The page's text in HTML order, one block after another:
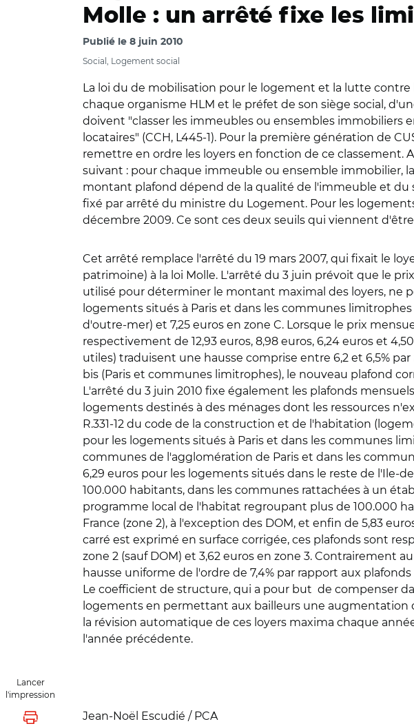
Lancer
l'impression
Lancer l'impression
Molle : un arrêté fixe les
Publié le 8 juin 2010
Social, Logement social
La loi du de mobilisation pour le logement et la lutte
chaque organisme HLM et le préfet de son siège social,
doivent "classer les immeubles ou ensembles immobiliers
locataires" (CCH, L445-1). Pour la première génération de
remettre en ordre les loyers en fonction de ce classement.
suivant : pour chaque immeuble ou ensemble immobilier,
montant plafond dépend de la qualité de l'immeuble et du
fixé par arrêté du ministre du Logement. Pour les
décembre 2009. Ce sont ces deux seuils qui viennent
Cet arrêté remplace l'arrêté du 19 mars 2007, qui fixait le
patrimoine) à la loi Molle. L'arrêté du 3 juin prévoit que le
utilisé pour déterminer le montant maximal des loyers, ne
logements situés à Paris et dans les communes
d'outre-mer) et 7,25 euros en zone C. Lorsque le prix
respectivement de 12,93 euros, 8,98 euros, 6,24 euros et
utiles) traduisent une hausse comprise entre 6,2 et 6,5%
bis (Paris et communes limitrophes), le nouveau plafond
L'arrêté du 3 juin 2010 fixe également les plafonds
logements destinés à des ménages dont les ressources
R.331-12 du code de la construction et de l'habitation
pour les logements situés à Paris et dans les communes
communes de l'agglomération de Paris et dans les
6,29 euros pour les logements situés dans le reste de l'Ile-
100.000 habitants, dans les communes rattachées à un
programme local de l'habitat regroupant plus de 100.000
France (zone 2), à l'exception des DOM, et enfin de 5,83
carré est exprimé en surface corrigée, ces plafonds sont
zone 2 (sauf DOM) et 3,62 euros en zone 3. Contrairement
hausse uniforme de l'ordre de 7,4% par rapport aux
Le coefficient de structure, qui a pour but de compenser
logements en permettant aux bailleurs une augmentation
la révision automatique de ces loyers maxima chaque
l'année précédente.
Jean-Noël Escudié / PCA